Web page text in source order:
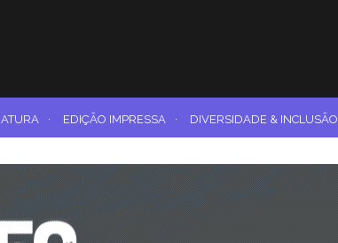
· EDIÇÃO IMPRESSA · DIVERSIDADE & INCLUSÃO